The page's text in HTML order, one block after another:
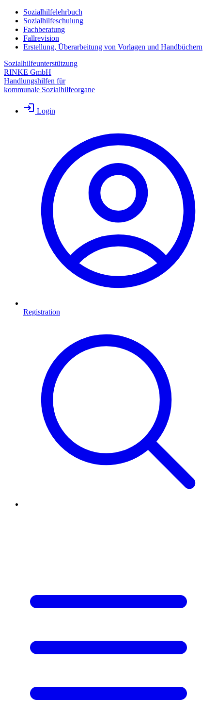
Sozialhilfelehrbuch
Sozialhilfeschulung
Fachberatung
Fallrevision
Erstellung, Überarbeitung von Vorlagen und Handbüchern
Sozialhilfeunterstützung
RINKE GmbH
Handlungshilfen für
kommunale Sozialhilfeorgane
Login
Registration